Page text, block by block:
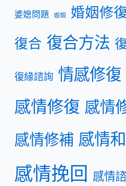
婆媳問題 婚姻 婚姻修
復合 復合方法
復緣諮詢 情感修復
感情修復 感情
感情修補 感情
感情挽回 感情